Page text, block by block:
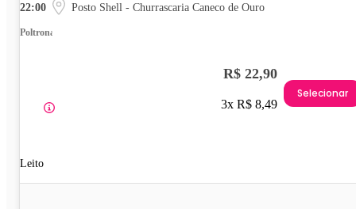
22:00 Posto Shell - Churrascaria Caneco de Ouro
Poltrona
Leito
R$ 22,90
3x R$ 8,49
Selecionar